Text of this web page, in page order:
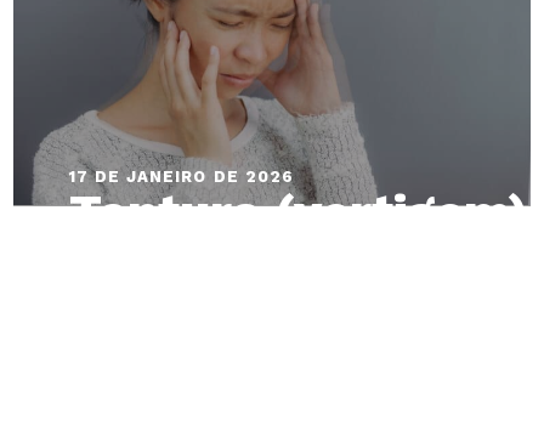
17 DE JANEIRO DE 2026
Tontura (vertigem)